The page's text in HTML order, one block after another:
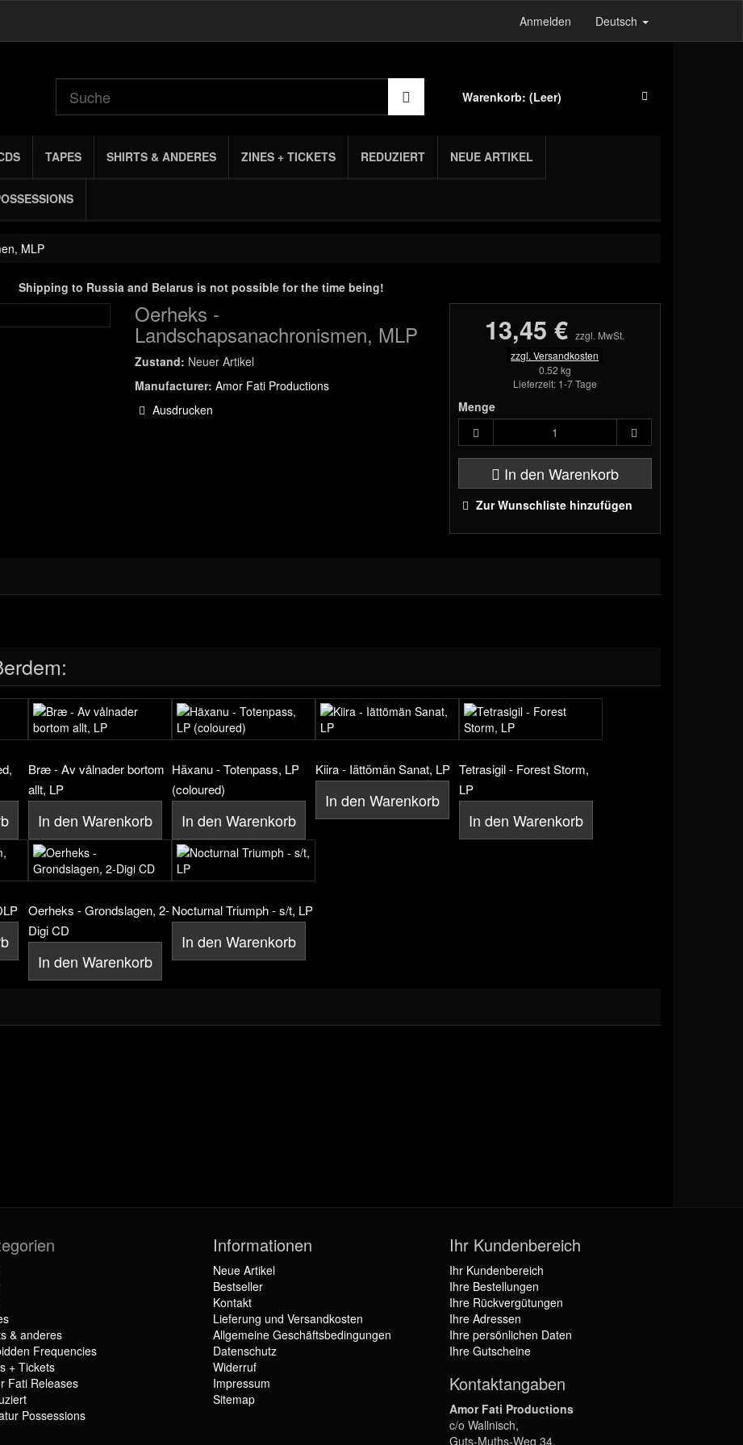
Anmelden Deutsch
Warenkorb: (Leer)
TAPES SHIRTS & ANDERES ZINES + TICKETS REDUZIERT NEUE ARTIKEL
MLP
Shipping to Russia and Belarus is not possible for the time being!
Oerheks -
Landschapsanachronismen, MLP
Zustand: Neuer Artikel
Manufacturer: Amor Fati Productions
Ausdrucken
13,45 € zzgl. MwSt.
zzgl. Versandkosten
0.52 kg
Lieferzeit: 1-7 Tage
Menge
In den Warenkorb
Zur Wunschliste hinzufügen
Bræ - Av vålnader bortom
allt, LP
In den Warenkorb
Häxanu - Totenpass, LP
(coloured)
In den Warenkorb
Kiira - Iättömän Sanat, LP
In den Warenkorb
Tetrasigil - Forest Storm,
LP
In den Warenkorb
Oerheks - Grondslagen, 2-
Digi CD
In den Warenkorb
Nocturnal Triumph - s/t, LP
In den Warenkorb
& anderes
Frequencies
+ Tickets
Fati Releases
Possessions
Informationen
Neue Artikel
Bestseller
Kontakt
Lieferung und Versandkosten
Allgemeine Geschäftsbedingungen
Datenschutz
Widerruf
Impressum
Sitemap
Ihr Kundenbereich
Ihr Kundenbereich
Ihre Bestellungen
Ihre Rückvergütungen
Ihre Adressen
Ihre persönlichen Daten
Ihre Gutscheine
Kontaktangaben
Amor Fati Productions
c/o Wallnisch,
Guts-Muths-Weg 34,